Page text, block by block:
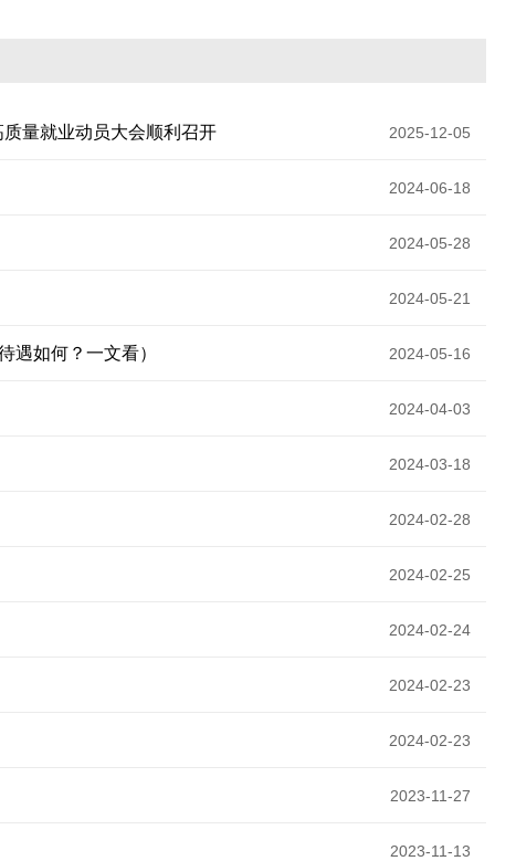
质量就业动员大会顺利召开 2025-12-05
2024-06-18
2024-05-28
2024-05-21
遇如何？一文看） 2024-05-16
2024-04-03
2024-03-18
2024-02-28
2024-02-25
2024-02-24
2024-02-23
2024-02-23
2023-11-27
2023-11-13